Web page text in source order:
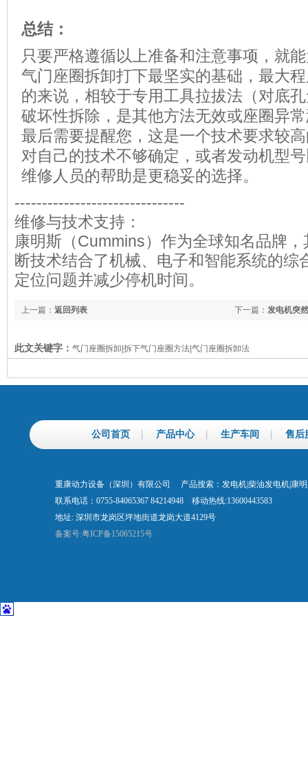
总结：
只要严格遵循以上准备和注意事项，就
气门座圈拆卸打下最坚实的基础，最大
的来说，相较于专用工具拉拔法（对底
破坏性拆除，是其他方法无效或座圈异
最后需要提醒您，这是一个技术要求较
对自己的技术不够确定，或者发动机型
维修人员的帮助是更稳妥的选择。
-------------------------------
维修与技术支持：
康明斯（Cummins）作为全球知名品牌
断技术结合了机械、电子和智能系统的综
定位问题并减少停机时间。
下一篇： 发电机突
上一篇： 返回列表
此文关键字： 气门座圈拆卸|拆下气门座圈方法|气门座圈拆卸法
公司首页 产品中心 生产车间 售后
重康动力设备（深圳）有限公司 产品搜索：发电机|柴油发电机|康
联系电话：0755-84065367 84214948 移动热线:13600443583
地址: 深圳市龙岗区坪地街道龙岗大道4129号
备案号:粤ICP备15065215号